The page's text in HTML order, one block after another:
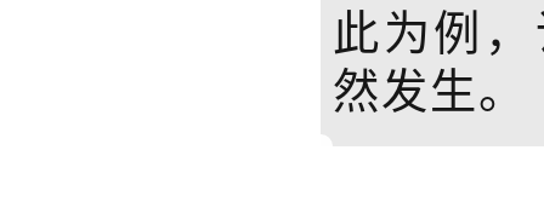
此为例
然发生。